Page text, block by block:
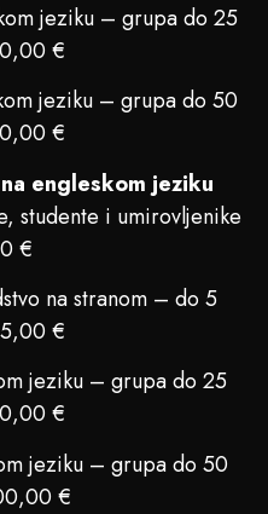
jeziku – grupa do 25
€
jeziku – grupa do 50
€
engleskom jeziku
studente i umirovljenike
€
na stranom – do 5
€
jeziku – grupa do 25
€
jeziku – grupa do 50
€